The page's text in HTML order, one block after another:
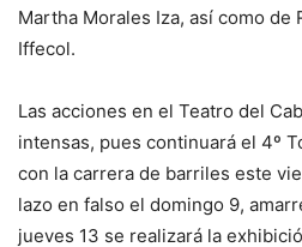
Martha Morales Iza, así como de
Iffecol.
Las acciones en el Teatro del
intensas, pues continuará el 4º
con la carrera de barriles este
lazo en falso el domingo 9,
jueves 13 se realizará la